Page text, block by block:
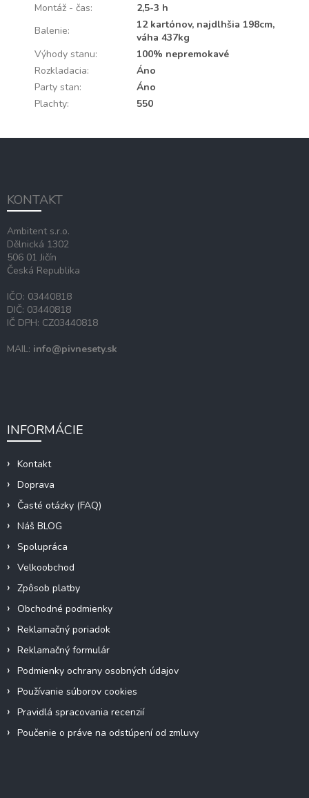
Montáž - čas:
2,5-3 h
Balenie:
12 kartónov, najdlhšia 198cm,
váha 437kg
Výhody stanu:
100% nepremokavé
Rozkladacia:
Áno
Party stan:
Áno
Plachty: 550
KONTAKT
Ambitent s.r.o.
Dělnická 1302
506 01 Jičín
Česká Republika
IČO: 03440818
DIČ: 03440818
IČ DPH: CZ03440818
MAIL: info@pivnesety.sk
INFORMÁCIE
Kontakt
Doprava
Časté otázky (FAQ)
Náš BLOG
Spolupráca
Velkoobchod
Zpôsob platby
Obchodné podmienky
Reklamačný poriadok
Reklamačný formulár
Podmienky ochrany osobných údajov
Používanie súborov cookies
Pravidlá spracovania recenzií
Poučenie o práve na odstúpení od zmluvy